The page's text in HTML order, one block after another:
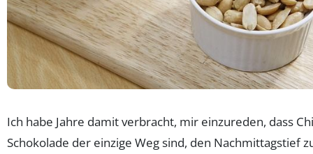
Ich habe Jahre damit verbracht, mir einzureden, dass
Schokolade der einzige Weg sind, den Nachmittagstief